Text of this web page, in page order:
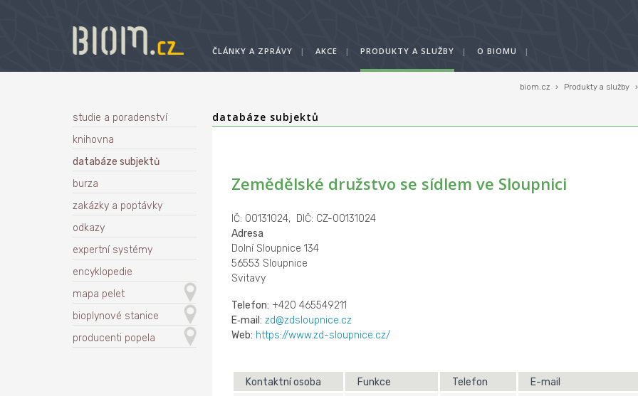
ČLÁNKY A ZPRÁVY | AKCE | PRODUKTY A SLUŽBY | O BIOMU |
biom.cz › Produkty a služby ›
studie a poradenství
knihovna
databáze subjektů
burza
zakázky a poptávky
odkazy
expertní systémy
encyklopedie
mapa pelet
bioplynové stanice
producenti popela
databáze subjektů
Zemědělské družstvo se sídlem ve Sloupnici
IČ: 00131024, DIČ: CZ-00131024
Adresa
Dolní Sloupnice 134
56553 Sloupnice
Svitavy
Telefon: +420 465549211
E‑mail: zd@zdsloupnice.cz
Web: https://www.zd-sloupnice.cz/
Kontaktní osoba Funkce Telefon
E-mail